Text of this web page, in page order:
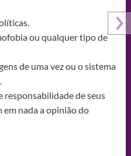
ou qualquer tipo de
de uma vez ou o sistema
responsabilidade de seus
nada a opinião do